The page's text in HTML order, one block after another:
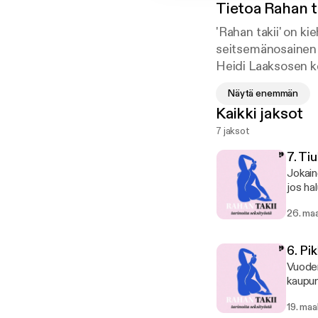
Tietoa Rahan
'Rahan takii' on
Heidi Laaksosen
Rainiala
Podcast haastaa
seksityötä
tätä kiistanalaista
monet kasvot
Näytä enemmän
Kaikki jaksot
7 jaksot
7.
jos
mutta
äänessä
26.
6.
19.